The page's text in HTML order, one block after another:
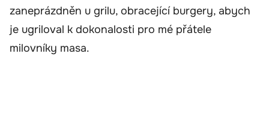
zaneprázdněn u grilu, obracející burgery, abych
je ugriloval k dokonalosti pro mé přátele
milovníky masa.